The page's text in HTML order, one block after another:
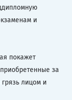
и
покажет
за
лицом и